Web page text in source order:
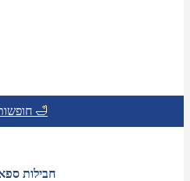
חופשות ספא 🛁
חבילות